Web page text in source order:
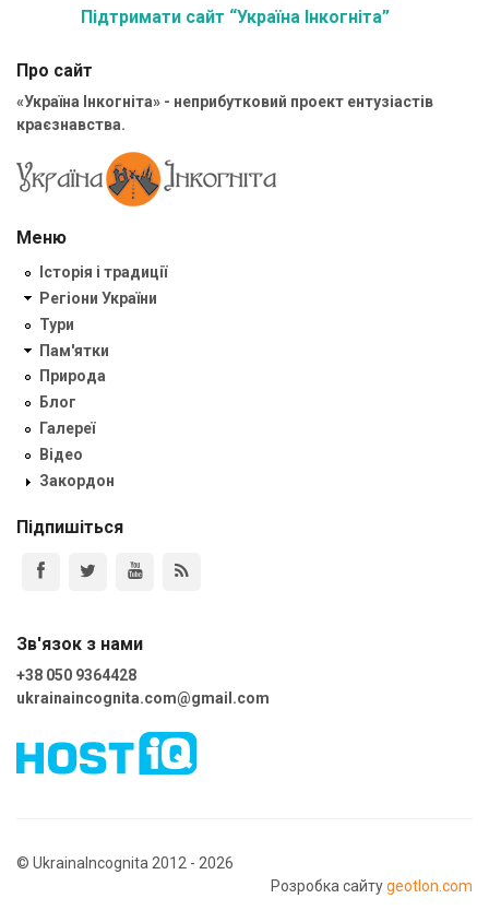
Підтримати сайт “Україна Інкогніта”
Про сайт
«Україна Інкогніта» - неприбутковий проект ентузіастів
краєзнавства.
Меню
Історія і традиції
Регіони України
Тури
Пам'ятки
Природа
Блог
Галереї
Відео
Закордон
Підпишіться
Зв'язок з нами
+38 050 9364428
ukrainaincognita.com@gmail.com
© UkrainaIncognita 2012 - 2026
Розробка сайтуgeotlon.com